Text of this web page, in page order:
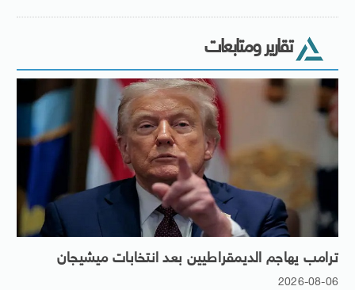
تقارير ومتابعات
ترامب يهاجم الديمقراطيين بعد انتخابات ميشيجان
2026-08-06